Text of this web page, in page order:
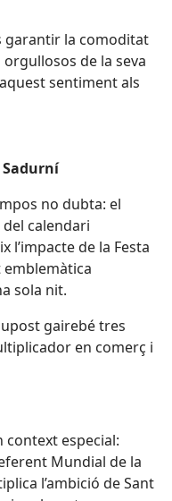
garantir la comoditat
de la seva
sentiment als
no dubta: el
calendari
l’impacte de la Festa
emblemàtica
sola nit.
gairebé tres
en comerç i
context especial:
Mundial de la
l’ambició de Sant